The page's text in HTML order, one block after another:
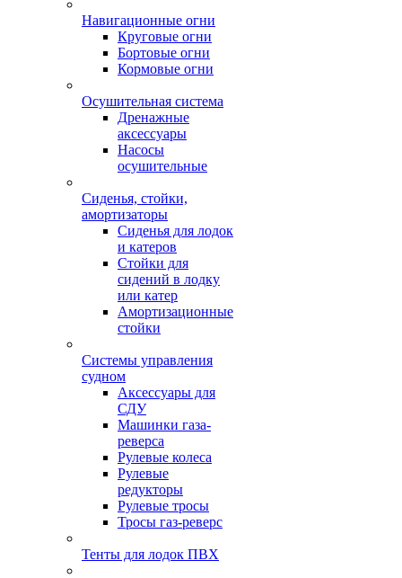
Навигационные огни
Круговые огни
Бортовые огни
Кормовые огни
Осушительная система
Дренажные
аксессуары
Насосы
осушительные
Сиденья, стойки,
амортизаторы
Сиденья для лодок
и катеров
Стойки для
сидений в лодку
или катер
Амортизационные
стойки
Системы управления
судном
Аксессуары для
СДУ
Машинки газа-
реверса
Рулевые колеса
Рулевые
редукторы
Рулевые тросы
Тросы газ-реверс
Тенты для лодок ПВХ